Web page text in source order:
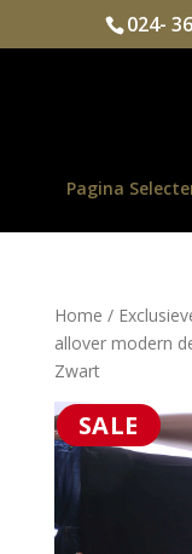
024-
Pagina
Home /
allover modern
Zwart
SALE